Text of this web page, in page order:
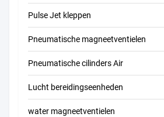
Pulse Jet kleppen
Pneumatische magneetventielen
Pneumatische cilinders Air
Lucht bereidingseenheden
water magneetventielen